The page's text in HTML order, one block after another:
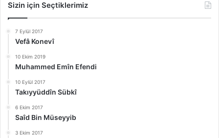
Sizin için Seçtiklerimiz
7 Eylül 2017
Vefâ Konevî
10 Ekim 2019
Muhammed Emîn Efendi
10 Eylül 2017
Takıyyüddîn Sübkî
6 Ekim 2017
Saîd Bin Müseyyib
3 Ekim 2017